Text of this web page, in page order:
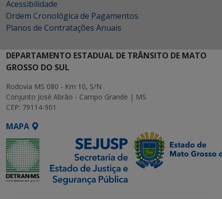
Acessibilidade
Ordem Cronológica de Pagamentos
Planos de Contratações Anuais
DEPARTAMENTO ESTADUAL DE TRÂNSITO DE MATO
GROSSO DO SUL
Rodovia MS 080 - Km 10, S/N
Conjunto José Abrão - Campo Grande | MS
CEP: 79114-901
MAPA